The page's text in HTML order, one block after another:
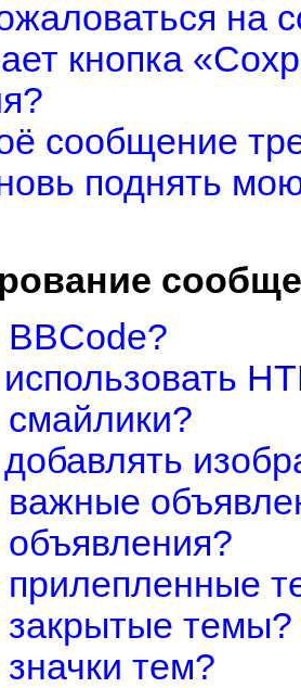
на
кнопка
сообщение
поднять
BBCode?
смайлики?
важные
объявления?
прилепленные
закрытые темы?
тем?